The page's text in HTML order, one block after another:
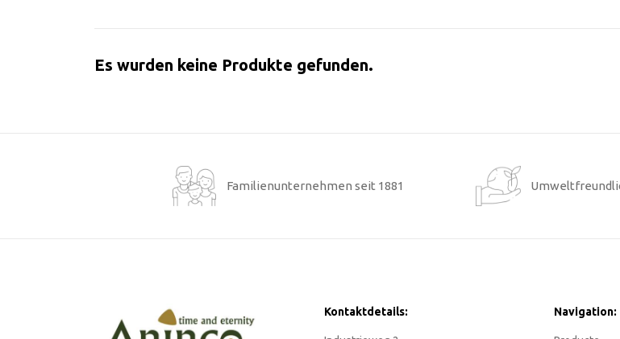
Es wurden keine Produkte gefunden.
Familienunternehmen seit 1881
Kontaktdetails: Navigation: